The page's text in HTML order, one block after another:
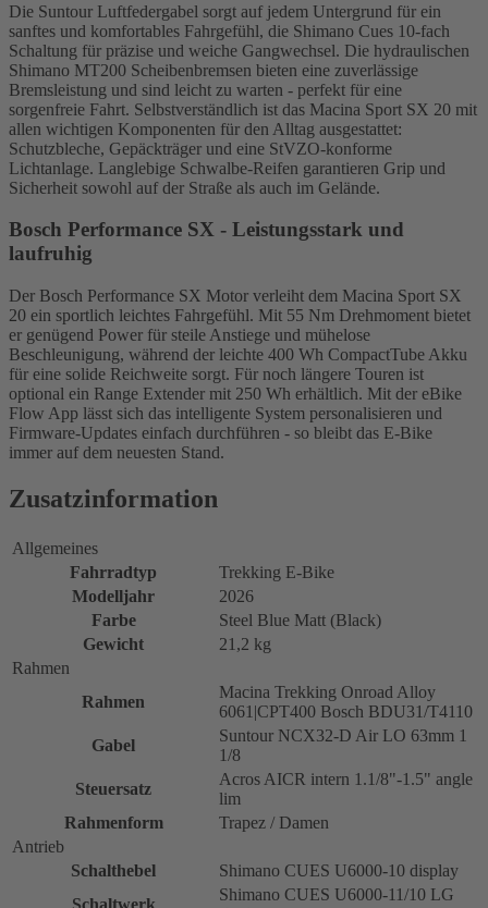
Die Suntour Luftfedergabel sorgt auf jedem Untergrund für ein
sanftes und komfortables Fahrgefühl, die Shimano Cues 10-fach
Schaltung für präzise und weiche Gangwechsel. Die hydraulischen
Shimano MT200 Scheibenbremsen bieten eine zuverlässige
Bremsleistung und sind leicht zu warten - perfekt für eine
sorgenfreie Fahrt. Selbstverständlich ist das Macina Sport SX 20 mit
allen wichtigen Komponenten für den Alltag ausgestattet:
Schutzbleche, Gepäckträger und eine StVZO-konforme
Lichtanlage. Langlebige Schwalbe-Reifen garantieren Grip und
Sicherheit sowohl auf der Straße als auch im Gelände.
Bosch Performance SX - Leistungsstark und
laufruhig
Der Bosch Performance SX Motor verleiht dem Macina Sport SX
20 ein sportlich leichtes Fahrgefühl. Mit 55 Nm Drehmoment bietet
er genügend Power für steile Anstiege und mühelose
Beschleunigung, während der leichte 400 Wh CompactTube Akku
für eine solide Reichweite sorgt. Für noch längere Touren ist
optional ein Range Extender mit 250 Wh erhältlich. Mit der eBike
Flow App lässt sich das intelligente System personalisieren und
Firmware-Updates einfach durchführen - so bleibt das E-Bike
immer auf dem neuesten Stand.
Zusatzinformation
Allgemeines
Fahrradtyp
Trekking E-Bike
Modelljahr
2026
Farbe
Steel Blue Matt (Black)
Gewicht
21,2 kg
Rahmen
Rahmen
Macina Trekking Onroad Alloy
6061|CPT400 Bosch BDU31/T4110
Gabel
Suntour NCX32-D Air LO 63mm 1
1/8
Steuersatz
Acros AICR intern 1.1/8"-1.5" angle
lim
Rahmenform
Trapez / Damen
Antrieb
Schalthebel
Shimano CUES U6000-10 display
Schaltwerk
Shimano CUES U6000-11/10 LG